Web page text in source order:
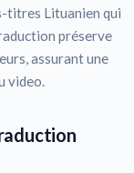
titres Lituanien qui
préserve
assurant une
video.